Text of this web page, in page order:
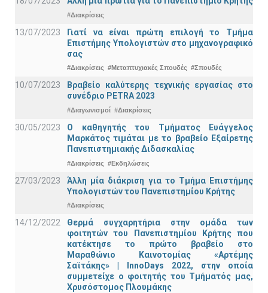
#Διακρίσεις
13/07/2023
Γιατί να είναι πρώτη επιλογή το Τμήμα
Επιστήμης Υπολογιστών στο μηχανογραφικό
σας
#Διακρίσεις #Μεταπτυχιακές Σπουδές #Σπουδές
10/07/2023
Βραβείο καλύτερης τεχνικής εργασίας στο
συνέδριο PETRA 2023
#Διαγωνισμοί #Διακρίσεις
30/05/2023
Ο καθηγητής του Τμήματος Ευάγγελος
Μαρκάτος τιμάται με το βραβείο Εξαίρετης
Πανεπιστημιακής Διδασκαλίας
#Διακρίσεις #Εκδηλώσεις
27/03/2023
Άλλη μία διάκριση για το Τμήμα Επιστήμης
Υπολογιστών του Πανεπιστημίου Κρήτης
#Διακρίσεις
14/12/2022
Θερμά συγχαρητήρια στην ομάδα των
φοιτητών του Πανεπιστημίου Κρήτης που
κατέκτησε το πρώτο βραβείο στο
Μαραθώνιο Καινοτομίας «Αρτέμης
Σαϊτάκης» | InnoDays 2022, στην οποία
συμμετείχε ο φοιτητής του Τμήματός μας,
Χρυσόστομος Πλουμάκης